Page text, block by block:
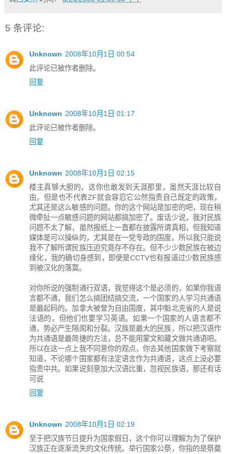
5 条评论:
Unknown 2008年10月1日 00:54
此评论已被作者删除。
回复
Unknown 2008年10月1日 01:17
此评论已被作者删除。
回复
Unknown 2008年10月1日 02:15
楼主真够大胆的，这你也敢发到天涯那里，虽然天涯比较自
由，但是也不代表ZF就会容忍它公然指责自己既定的政策，
尤其还是这么敏感的问题。你的这个网站是加密的吧，现在稍
微牵扯一点敏感问题的网站都搞加密了。废话少说，我对民族
问题不太了解，虽然报纸上一直都在披露所谓真相，但我知道
媒体是可以操纵的，尤其是在一党专政的国度。所以我只能说
我不了解所谓民族压迫究竟存不存在。但不少少数民族在被边
缘化，我的确切身感到，即使是CCTV也有报道过少数民族感
到被汉化的落寞。
对你所说的强制通行双语，我觉得这个是必须的，如果你我语
言都不通，我们怎么搞团结搞交流，一个国家的人学习共通语
是最起码的。加拿大被誉为自由国度，其中魁北克省的人是说
法语的，但他们也要学习英语。如果一个国家的人语言都不
通，势必产生隔阂和分裂。汉族是最大的民族，所以把汉语作
为共通语是最简捷的方法，总不能用蒙文和藏文做共通语吧。
所以在这一点上我不同意你的观点，你去其他国家做下考察就
知道，不论哪个国家都有法定语言作为共通语，这点上没必要
指责中共。如果说刻意加大汉语比重，忽视民族语，那还有话
可说
回复
Unknown 2008年10月1日 02:19
至于把汉族节日提升为国家假日，这个你可以理解为为了保护
汉族正在逐渐流失的文化传统。举行国家公祭，你指的是祭奠